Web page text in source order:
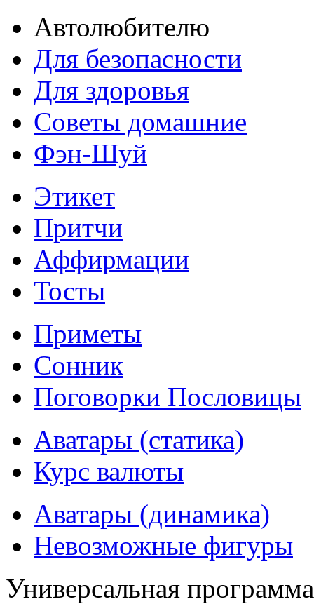
Автолюбителю
Для безопасности
Для здоровья
Советы домашние
Фэн-Шуй
Этикет
Притчи
Аффирмации
Тосты
Приметы
Сонник
Поговорки Пословицы
Аватары (статика)
Курс валюты
Аватары (динамика)
Невозможные фигуры
Универсальная